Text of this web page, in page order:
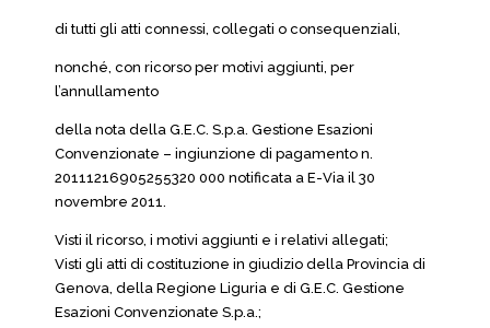
di tutti gli atti connessi, collegati o consequenziali,
nonché, con ricorso per motivi aggiunti, per
l’annullamento
della nota della G.E.C. S.p.a. Gestione Esazioni
Convenzionate – ingiunzione di pagamento n.
20111216905255320 000 notificata a E-Via il 30
novembre 2011.
Visti il ricorso, i motivi aggiunti e i relativi allegati;
Visti gli atti di costituzione in giudizio della Provincia di
Genova, della Regione Liguria e di G.E.C. Gestione
Esazioni Convenzionate S.p.a.;